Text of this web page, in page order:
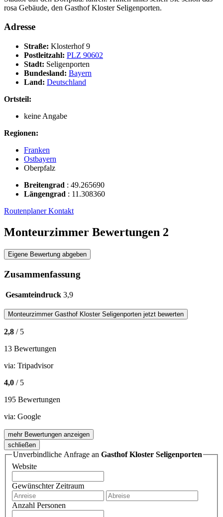
rosa Gebäude, den Gasthof Kloster Seligenporten.
Adresse
Straße: Klosterhof 9
Postleitzahl: PLZ 90602
Stadt: Seligenporten
Bundesland: Bayern
Land: Deutschland
Ortsteil:
keine Angabe
Regionen:
Franken
Ostbayern
Oberpfalz
Breitengrad : 49.265690
Längengrad : 11.308360
RoutenplanerKontakt
Monteurzimmer Bewertungen 2
Eigene Bewertung abgeben
Zusammenfassung
Gesamteindruck 3,9
Monteurzimmer Gasthof Kloster Seligenporten jetzt bewerten
2,8 / 5
13 Bewertungen
via: Tripadvisor
4,0 / 5
195 Bewertungen
via: Google
mehr Bewertungen anzeigen
schließen
Unverbindliche Anfrage an Gasthof Kloster Seligenporten
Website
Gewünschter Zeitraum
Anzahl Personen